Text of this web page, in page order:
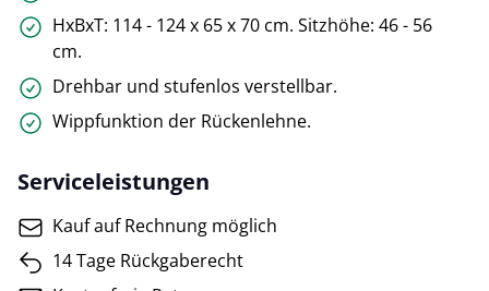
HxBxT: 114 - 124 x 65 x 70 cm. Sitzhöhe: 46 - 56
cm.
Drehbar und stufenlos verstellbar.
Wippfunktion der Rückenlehne.
Serviceleistungen
Kauf auf Rechnung möglich
14 Tage Rückgaberecht